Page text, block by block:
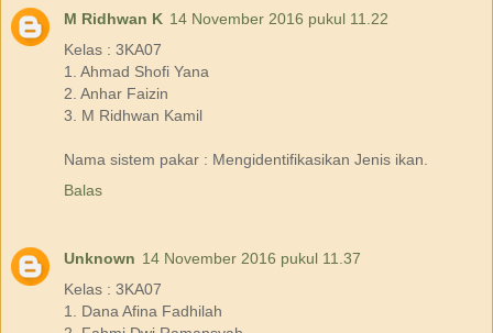
M Ridhwan K 14 November 2016 pukul 11.22
Kelas : 3KA07
1. Ahmad Shofi Yana
2. Anhar Faizin
3. M Ridhwan Kamil
Nama sistem pakar : Mengidentifikasikan Jenis ikan.
Balas
Unknown 14 November 2016 pukul 11.37
Kelas : 3KA07
1. Dana Afina Fadhilah